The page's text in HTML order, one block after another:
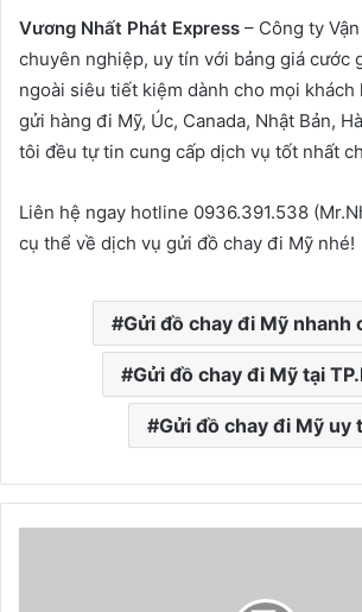
Vương Nhất Phát Express – Công ty
chuyên nghiệp, uy tín với bảng giá cước
ngoài siêu tiết kiệm dành cho mọi khách
gửi hàng đi Mỹ, Úc, Canada, Nhật Bản,
tôi đều tự tin cung cấp dịch vụ tốt nhất
Liên hệ ngay hotline 0936.391.538
cụ thể về dịch vụ gửi đồ chay đi Mỹ nhé!
Gửi đồ chay đi Mỹ nhanh
Gửi đồ chay đi Mỹ tại
Gửi đồ chay đi Mỹ uy